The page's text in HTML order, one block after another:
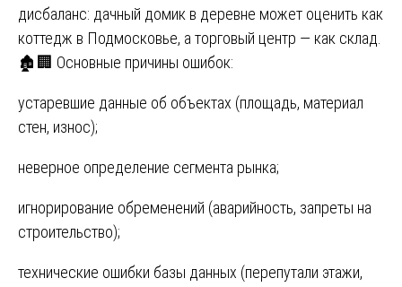
дисбаланс: дачный домик в деревне может оценить как
коттедж в Подмосковье, а торговый центр — как склад.
🏚️🏢 Основные причины ошибок:
устаревшие данные об объектах (площадь, материал
стен, износ);
неверное определение сегмента рынка;
игнорирование обременений (аварийность, запреты на
строительство);
технические ошибки базы данных (перепутали этажи,